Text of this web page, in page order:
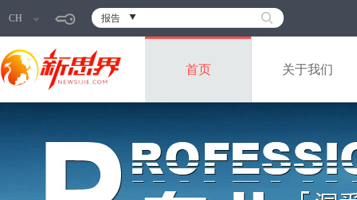
CH 报告
首页 关于我们